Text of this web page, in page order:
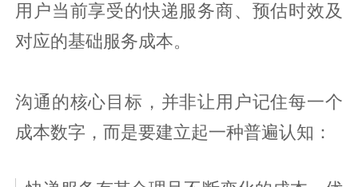
用户当前享受的快递服务商、预估时效及
对应的基础服务成本。
沟通的核心目标，并非让用户记住每一个
成本数字，而是要建立起一种普遍认知：